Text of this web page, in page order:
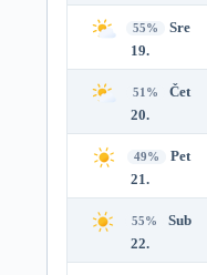
55%
Sre
19.
51%
Čet
20.
49%
Pet
21.
55%
Sub
22.